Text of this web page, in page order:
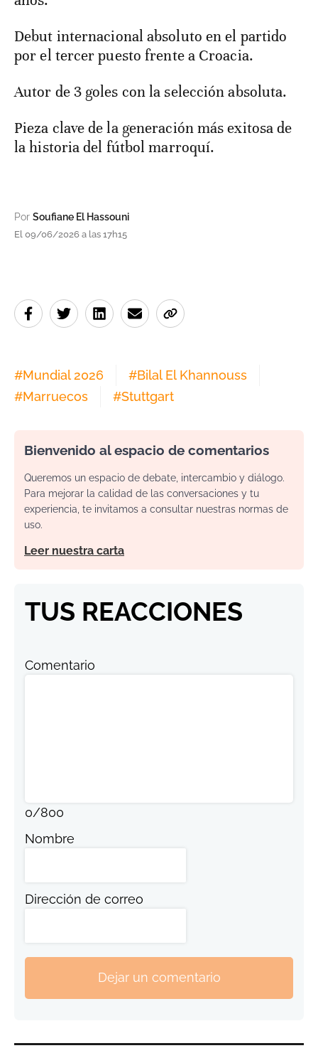
Debut internacional absoluto en el partido
por el tercer puesto frente a Croacia.
Autor de 3 goles con la selección absoluta.
Pieza clave de la generación más exitosa de
la historia del fútbol marroquí.
Por Soufiane El Hassouni
El 09/06/2026 a las 17h15
#Mundial 2026 #Bilal El Khannouss
#Marruecos #Stuttgart
Bienvenido al espacio de comentarios
Queremos un espacio de debate, intercambio y diálogo.
Para mejorar la calidad de las conversaciones y tu
experiencia, te invitamos a consultar nuestras normas de
uso.
Leer nuestra carta
TUS REACCIONES
Comentario
0/800
Nombre
Dirección de correo
Dejar un comentario